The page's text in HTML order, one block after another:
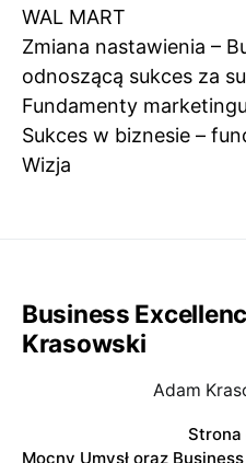
WAL MART
Zmiana nastawienia –
odnoszącą sukces za
Fundamenty
Sukces w biznesie –
Wizja
Business
Krasowski
Strona
Mocny Umysł oraz
Adam